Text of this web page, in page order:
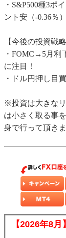
・S&P500種3ポ
ント安（-0.36％）
【今後の投資戦略
・FOMC→5月利
に注目！
・ドル円押し目
※投資は大きな
は小さく取る事
身で行って頂き
【2026年8